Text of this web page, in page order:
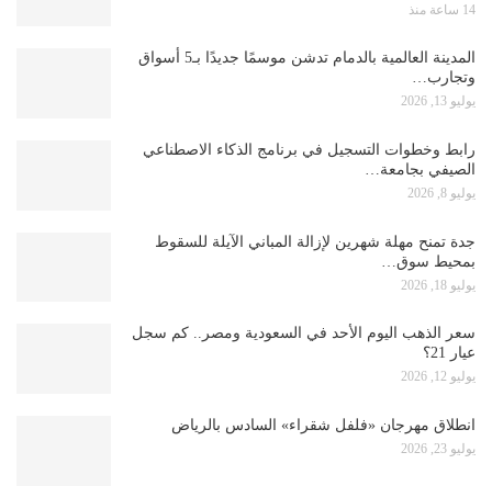
14 ساعة منذ
المدينة العالمية بالدمام تدشن موسمًا جديدًا بـ5 أسواق
وتجارب…
يوليو 13, 2026
رابط وخطوات التسجيل في برنامج الذكاء الاصطناعي
الصيفي بجامعة…
يوليو 8, 2026
جدة تمنح مهلة شهرين لإزالة المباني الآيلة للسقوط
بمحيط سوق…
يوليو 18, 2026
سعر الذهب اليوم الأحد في السعودية ومصر.. كم سجل
عيار 21؟
يوليو 12, 2026
انطلاق مهرجان «فلفل شقراء» السادس بالرياض
يوليو 23, 2026